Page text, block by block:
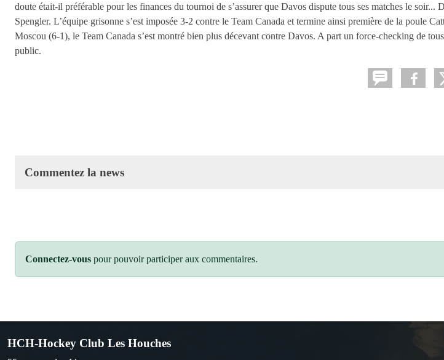
doute était-il préférable pour les finances du tournoi de s’assurer que Davos dispute tous ses matches le
Spengler. L’équipe grisonne s’est imposée 3-2 contre le Team Canada et termine ainsi première de la poule
Moscou (6-1), le Team Canada s’est montré bien plus décevant contre Davos. A part un force-checking de
public.
Commentez la news
Connectez-vous pour pouvoir participer aux commentaires.
HCH-Hockey Club Les Houches